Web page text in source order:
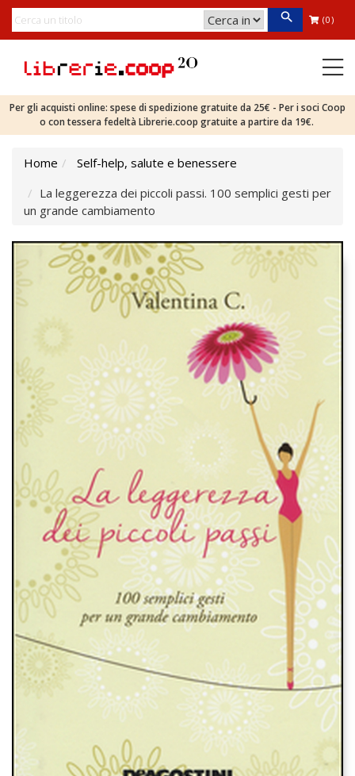
(0)
Per gli acquisti online: spese di spedizione gratuite da 25€ - Per i soci Coop
o con tessera fedeltà Librerie.coop gratuite a partire da 19€.
Home
Self-help, salute e benessere
La leggerezza dei piccoli passi. 100 semplici gesti per
un grande cambiamento